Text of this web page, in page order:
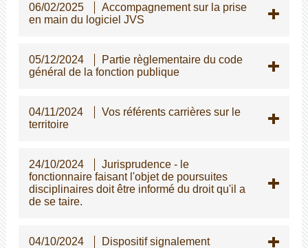
06/02/2025
Accompagnement sur la prise
en main du logiciel JVS
05/12/2024
Partie règlementaire du code
général de la fonction publique
04/11/2024
Vos référents carrières sur le
territoire
24/10/2024
Jurisprudence - le
fonctionnaire faisant l'objet de poursuites
disciplinaires doit être informé du droit qu'il a
de se taire.
04/10/2024 Dispositif signalement